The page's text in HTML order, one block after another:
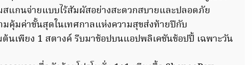
สแกนจ่ายแบบไร้สัมผัสอย่างสะดวกสบายและปลอดภัย
คุ้มค่าขั้นสุดในเทศกาลแห่งความสุขส่งท้ายปีกับ
ต้นเพียง 1 สตางค์ รีบมาช้อปบนแอปพลิเคชันช้อปปี้ เฉพาะวัน